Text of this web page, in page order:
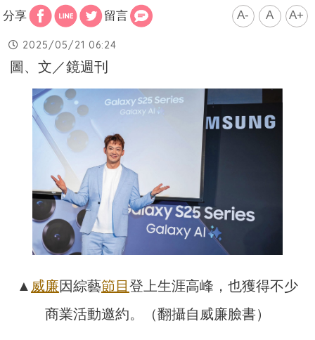
分享 留言 A- A A+
2025/05/21 06:24
圖、文／鏡週刊
▲ 威廉因綜藝節目 登上生涯高峰，也獲得不少
商業活動邀約。（翻攝自威廉臉書）